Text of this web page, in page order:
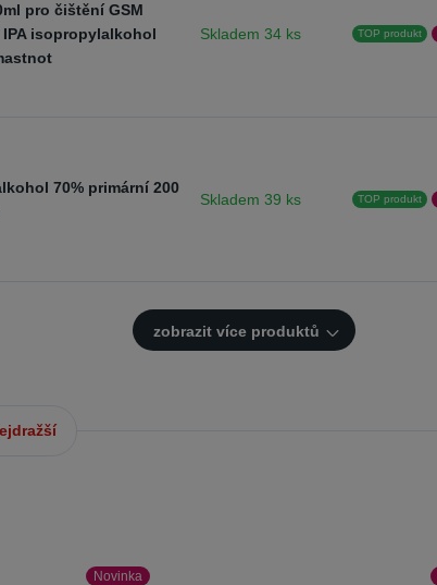
pro čištění GSM
isopropylalkohol
Skladem 34 ks TOP produkt
70% primární 200
Skladem 39 ks TOP produkt
zobrazit více produktů
Novinka